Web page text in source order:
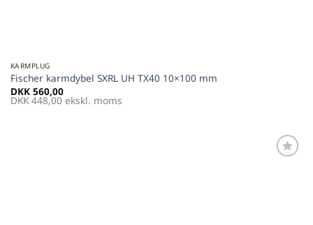
KARMPLUG
Fischer karmdybel SXRL UH TX40 10×100 mm
DKK 560,00
DKK 448,00 ekskl. moms